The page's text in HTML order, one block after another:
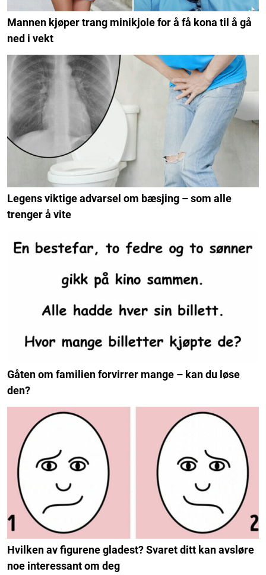
Mannen kjøper trang minikjole for å få kona til å gå
ned i vekt
Legens viktige advarsel om bæsjing – som alle
trenger å vite
Gåten om familien forvirrer mange – kan du løse
den?
Hvilken av figurene gladest? Svaret ditt kan avsløre
noe interessant om deg